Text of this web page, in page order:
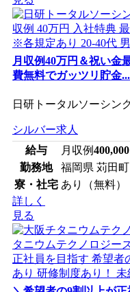
月収例40万円＆祝い金
費無料でガッツリ貯金...
日研トータルソーシン
シルバー求人
給与
月収例400,000
勤務地
福岡県 苅田町
寮・社宅 あり（無料）
詳しく
見る